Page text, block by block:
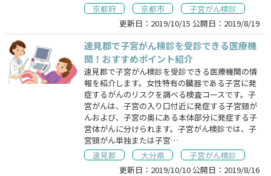
京都府
京都市
子宮がん検診
更新日： 2019/10/15 公開日： 2019/8/19
速見郡で子宮がん検診を受診できる医療機
関！おすすめポイント紹介
速見郡で子宮がん検診を受診できる医療機関の情
報を紹介します。女性特有の臓器である子宮に発
症するがんのリスクを調べる検査コースです。子
宮がんは、子宮の入り口付近に発症する子宮頸が
んおよび、子宮の奥にある本体部分に発症する子
宮体がんに分けられます。子宮がん検診では、子
宮頸がん単独または子宮…
速見郡
大分県
子宮がん検診
更新日： 2019/10/10 公開日： 2019/8/16